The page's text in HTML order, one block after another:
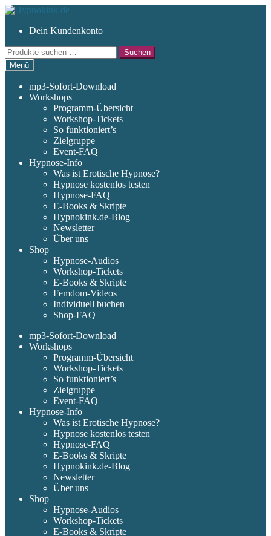
Zur
springen
Zum
springenDein Kundenkonto
Suchen
nach:
Suchen
Menü
mp3-Sofort-Download
Workshops
Programm-Übersicht
Workshop-Tickets
So funktioniert’s
Zielgruppe
Event-FAQ
Hypnose-Info
Was ist Erotische Hypnose?
Hypnose kostenlos testen
Hypnose-FAQ
E-Books & Skripte
Hypnokink.de-Blog
Newsletter
Über uns
Shop
Hypnose-Audios
Workshop-Tickets
E-Books & Skripte
Femdom-Videos
Individuell buchen
Shop-FAQ
mp3-Sofort-Download
Workshops
Programm-Übersicht
Workshop-Tickets
So funktioniert’s
Zielgruppe
Event-FAQ
Hypnose-Info
Was ist Erotische Hypnose?
Hypnose kostenlos testen
Hypnose-FAQ
E-Books & Skripte
Hypnokink.de-Blog
Newsletter
Über uns
Shop
Hypnose-Audios
Workshop-Tickets
E-Books & Skripte